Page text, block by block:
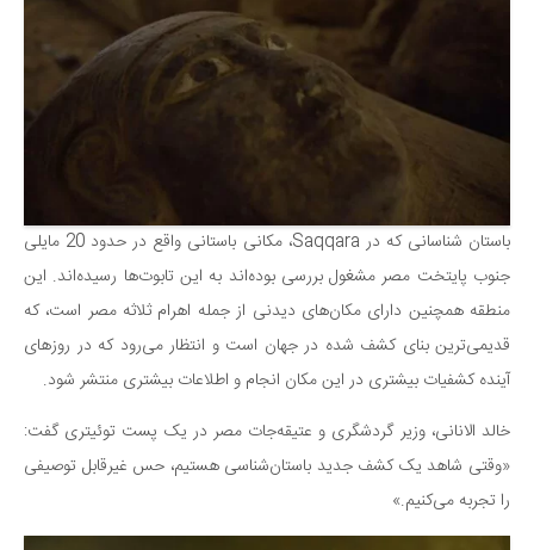
چهره‌ها
عکاسی و هنرهای تجسمی
تاریخ
معماری
علمی
فناوری‌ها
نجوم و هوا فضا
زمین و محیط زیست
خودرو
باستان شناسانی که در Saqqara، مکانی باستانی واقع در حدود 20 مایلی
جنوب پایتخت مصر مشغول بررسی بوده‌اند به این تابوت‌ها رسیده‌اند. این
منطقه همچنین دارای مکان‌های دیدنی از جمله اهرام ثلاثه مصر است، که
قدیمی‌ترین بنای کشف شده در جهان است و انتظار می‌رود که در روزهای
آینده کشفیات بیشتری در این مکان انجام و اطلاعات بیشتری منتشر شود.
خالد الانانی، وزیر گردشگری و عتیقه‌جات مصر در یک پست توئیتری گفت:
«وقتی شاهد یک کشف جدید باستان‌شناسی هستیم، حس غیرقابل توصیفی
را تجربه می‌کنیم.»